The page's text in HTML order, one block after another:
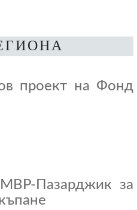
проект на Фонд
Пазарджик за